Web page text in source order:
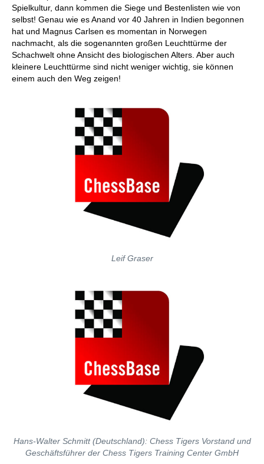
Spielkultur, dann kommen die Siege und Bestenlisten wie von
selbst! Genau wie es Anand vor 40 Jahren in Indien begonnen
hat und Magnus Carlsen es momentan in Norwegen
nachmacht, als die sogenannten großen Leuchttürme der
Schachwelt ohne Ansicht des biologischen Alters. Aber auch
kleinere Leuchttürme sind nicht weniger wichtig, sie können
einem auch den Weg zeigen!
Leif Graser
Hans-Walter Schmitt (Deutschland): Chess Tigers Vorstand und
Geschäftsführer der Chess Tigers Training Center GmbH